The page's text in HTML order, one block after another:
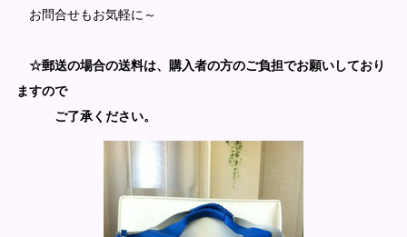
お問合せもお気軽に～
☆郵送の場合の送料は、購入者の方のご負担でお願いしており
ますので
ご了承ください。